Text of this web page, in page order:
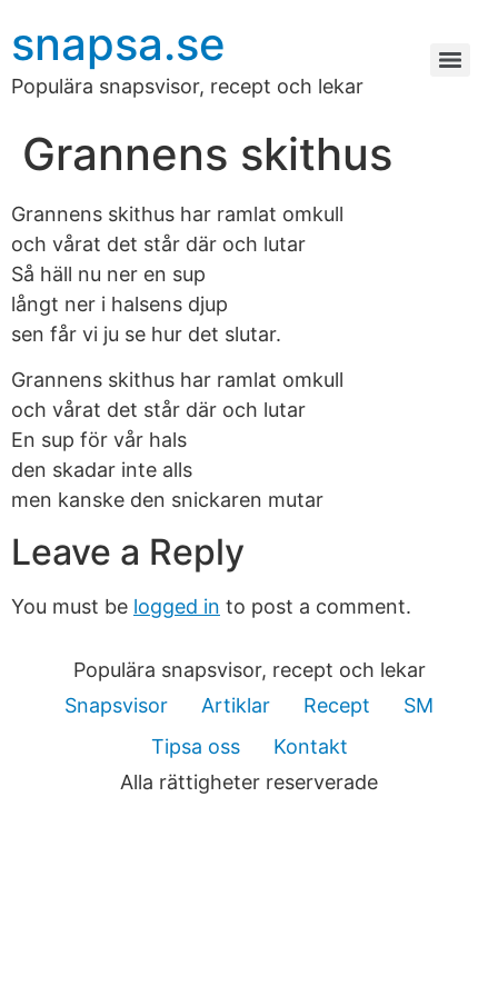
snapsa.se
Populära snapsvisor, recept och lekar
Grannens skithus
Grannens skithus har ramlat omkull
och vårat det står där och lutar
Så häll nu ner en sup
långt ner i halsens djup
sen får vi ju se hur det slutar.
Grannens skithus har ramlat omkull
och vårat det står där och lutar
En sup för vår hals
den skadar inte alls
men kanske den snickaren mutar
Leave a Reply
You must be logged in to post a comment.
Populära snapsvisor, recept och lekar
Snapsvisor
Artiklar Recept
SM
Tipsa oss
Kontakt
Alla rättigheter reserverade